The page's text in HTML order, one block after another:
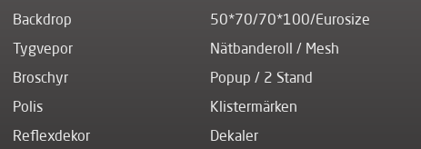
Backdrop
50*70/70*100/Eurosize
Tygvepor
Nätbanderoll / Mesh
Broschyr
Popup / 2 Stand
Polis
Klistermärken
Reflexdekor
Dekaler